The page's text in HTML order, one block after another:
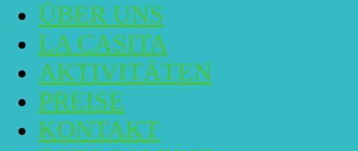
ÜBER UNS
LA CASITA
AKTIVITÄTEN
PREISE
KONTAKT